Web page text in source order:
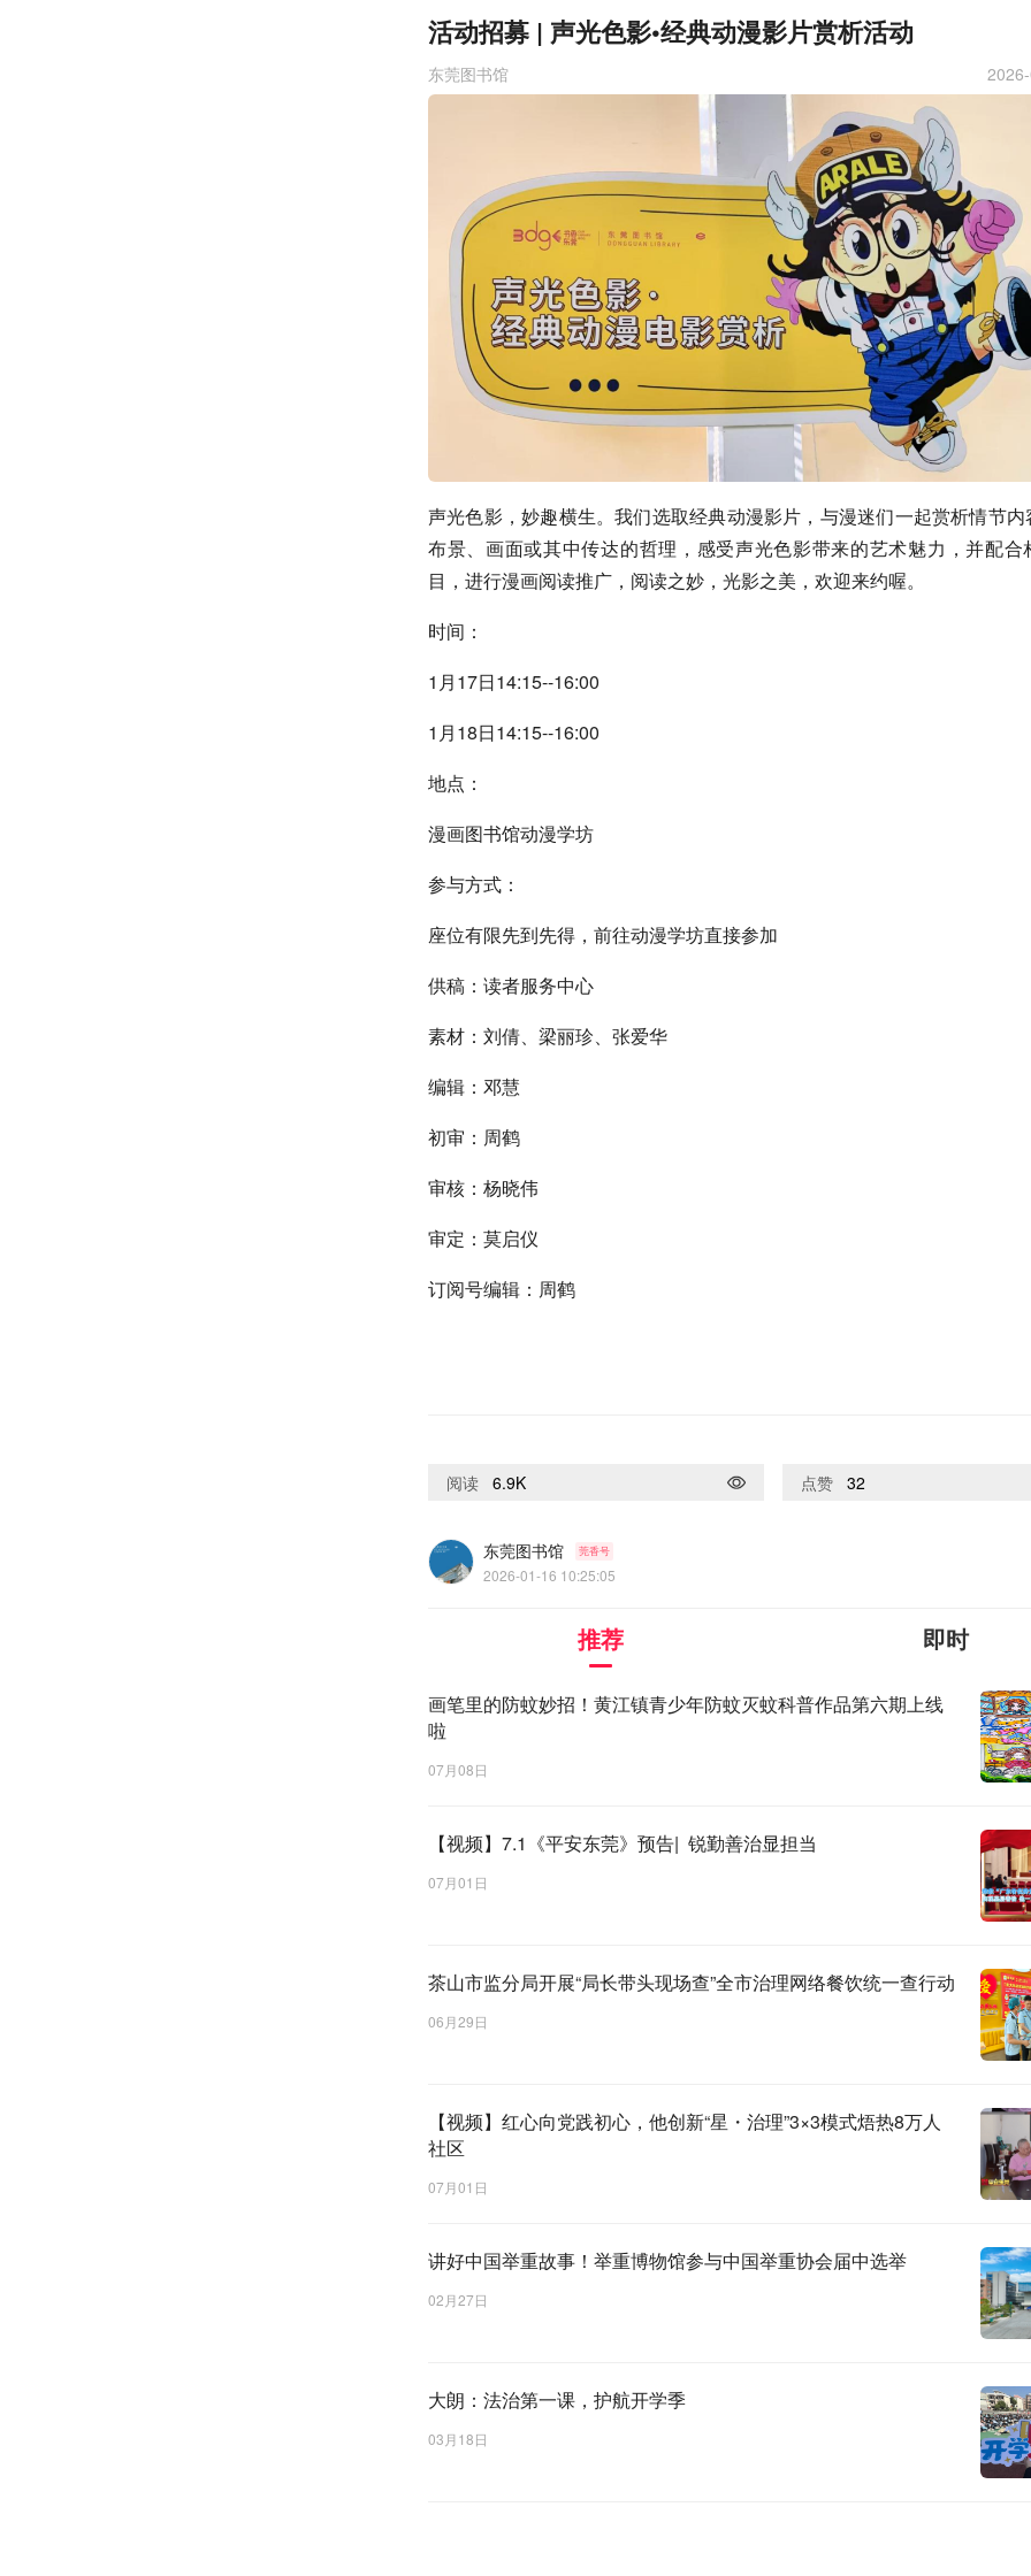
活动招募 | 声光色影•经典动漫影片赏析活动
东莞图书馆
声光色影，妙趣横生。我们选取经典动漫影片，与漫迷们一起赏析情节
布景、画面或其中传达的哲理，感受声光色影带来的艺术魅力，并配合
目，进行漫画阅读推广，阅读之妙，光影之美，欢迎来约喔。
时间：
1月17日14:15--16:00
1月18日14:15--16:00
地点：
漫画图书馆动漫学坊
参与方式：
座位有限先到先得，前往动漫学坊直接参加
供稿：读者服务中心
素材：刘倩、梁丽珍、张爱华
编辑：邓慧
初审：周鹤
审核：杨晓伟
审定：莫启仪
订阅号编辑：周鹤
阅读 6.9K 点赞 32
东莞图书馆 莞香号
2026-01-16 10:25:05
推荐 即时
画笔里的防蚊妙招！黄江镇青少年防蚊灭蚊科普作品第六期上线
啦
07月08日
【视频】7.1《平安东莞》预告| 锐勤善治显担当
07月01日
茶山市监分局开展“局长带头现场查”全市治理网络餐饮统一查行动
06月29日
【视频】红心向党践初心，他创新“星・治理”3×3模式焐热8万人
社区
07月01日
讲好中国举重故事！举重博物馆参与中国举重协会届中选举
02月27日
大朗：法治第一课，护航开学季
03月18日